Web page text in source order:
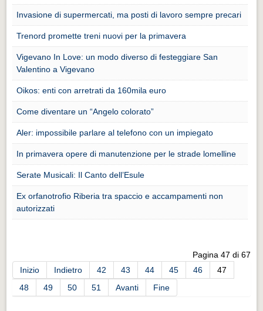
EVENTI
EVENTI
Eventi Vigevano
Eventi Pavia
Eventi Pavia
Invasione di supermercati, ma posti di lavoro sempre precari
Trenord promette treni nuovi per la primavera
Vigevano In Love: un modo diverso di festeggiare San
Valentino a Vigevano
Oikos: enti con arretrati da 160mila euro
Come diventare un “Angelo colorato”
Aler: impossibile parlare al telefono con un impiegato
In primavera opere di manutenzione per le strade lomelline
Serate Musicali: Il Canto dell’Esule
Ex orfanotrofio Riberia tra spaccio e accampamenti non
autorizzati
Pagina 47 di 67
Inizio
Indietro 42 43 44 45 46
47
48
49 50 51 Avanti Fine